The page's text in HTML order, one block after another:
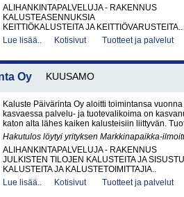
ALIHANKINTAPALVELUJA - RAKENNUS
KALUSTEASENNUKSIA
KEITTIÖKALUSTEITA JA KEITTIÖVARUSTEITA..
Lue lisää..
Kotisivut Tuotteet ja palvelut
Oy KUUSAMO
Kaluste Päivärinta Oy aloitti toimintansa
kasvaessa palvelu- ja tuotevalikoima on
katon alta lähes kaiken kalusteisiin liittyvän.
Hakutulos löytyi yrityksen Markkinapaikka-
ALIHANKINTAPALVELUJA - RAKENNUS
JULKISTEN TILOJEN KALUSTEITA JA
KALUSTEITA JA KALUSTETOIMITTAJIA..
Lue lisää..
Kotisivut Tuotteet ja palvelut